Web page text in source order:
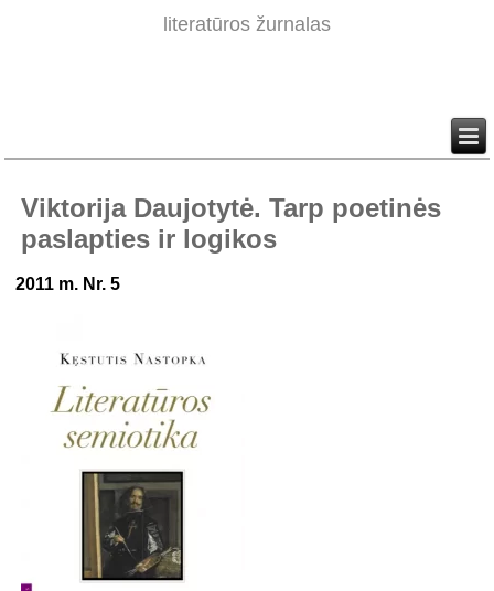
literatūros žurnalas
Viktorija Daujotytė. Tarp poetinės
paslapties ir logikos
2011 m. Nr. 5